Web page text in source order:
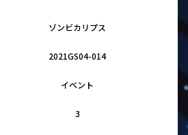
ゾンビカリプス
2021GS04-014
イベント
3